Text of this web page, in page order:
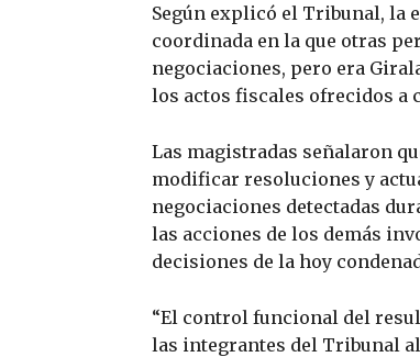
Según explicó el Tribunal, la
coordinada en la que otras
negociaciones, pero era
los actos fiscales ofrecidos a
Las magistradas señalaron
modificar resoluciones y
negociaciones detectadas
las acciones de los demás
decisiones de la hoy
“El control funcional del
las integrantes del Tribunal